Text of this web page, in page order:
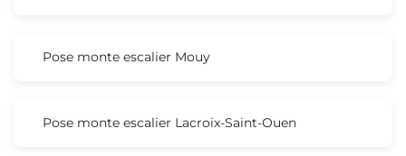
Pose monte escalier Mouy
Pose monte escalier Lacroix-Saint-Ouen